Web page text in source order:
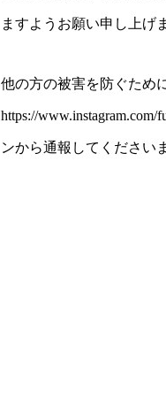
ますようお願い申し上げ
他の方の被害を防ぐため
https://www.instagram.com/
ンから通報してください